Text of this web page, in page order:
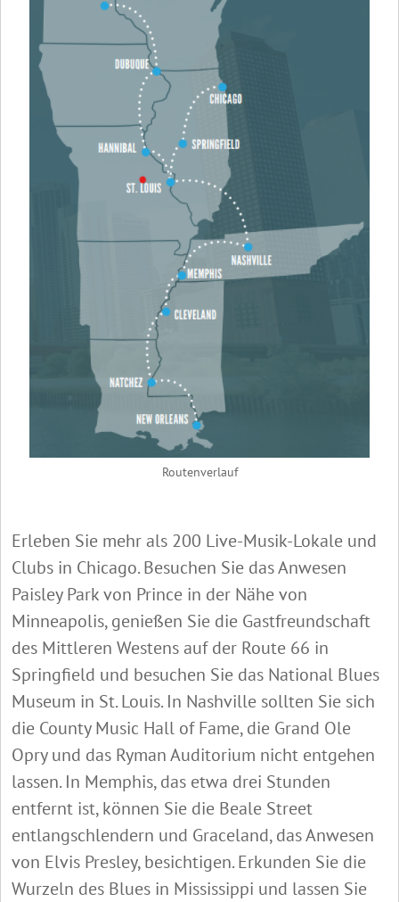
Routenverlauf
Erleben Sie mehr als 200 Live-Musik-Lokale und
Clubs in Chicago. Besuchen Sie das Anwesen
Paisley Park von Prince in der Nähe von
Minneapolis, genießen Sie die Gastfreundschaft
des Mittleren Westens auf der Route 66 in
Springfield und besuchen Sie das National Blues
Museum in St. Louis. In Nashville sollten Sie sich
die County Music Hall of Fame, die Grand Ole
Opry und das Ryman Auditorium nicht entgehen
lassen. In Memphis, das etwa drei Stunden
entfernt ist, können Sie die Beale Street
entlangschlendern und Graceland, das Anwesen
von Elvis Presley, besichtigen. Erkunden Sie die
Wurzeln des Blues in Mississippi und lassen Sie